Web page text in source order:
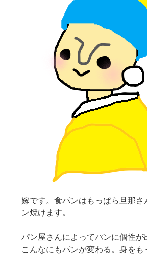
嫁です。食パンはもっぱら旦那
ン焼けます。
パン屋さんによってパンに個性
こんなにもパンが変わる。身をも